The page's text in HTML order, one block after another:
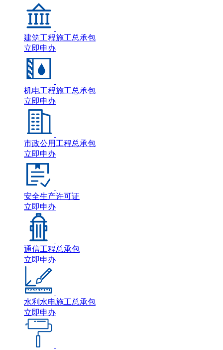
建筑工程施工总承包
立即申办
机电工程施工总承包
立即申办
市政公用工程总承包
立即申办
安全生产许可证
立即申办
通信工程总承包
立即申办
水利水电施工总承包
立即申办